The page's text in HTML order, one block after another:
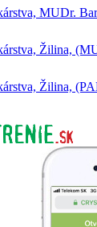
MUDr.
Žilina,
Žilina,